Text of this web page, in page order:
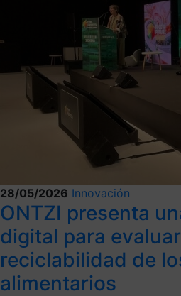
28/05/2026 Innovación
ONTZI presenta
digital para
reciclabilidad de
alimentarios